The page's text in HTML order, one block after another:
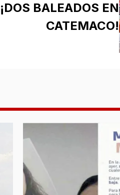
¡DOS BALEADOS EN
CATEMACO!